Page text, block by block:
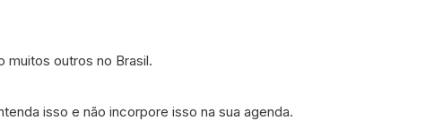
muitos outros no Brasil.
isso e não incorpore isso na sua agenda.